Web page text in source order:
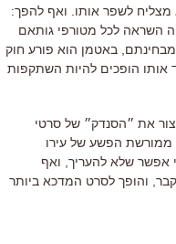
מצליח לשפר אותו ואף להפך:
השראה לכל מטורפי גותאם
מבחינתם באטמן הוא פורע חוק
אותו הופכים להיות השתקפות
את ״הסנדק״ של סרטי
ממורשת הפשע של עירו
אפשר שלא להעריך ואף
והופך לסרט המדכא ביותר